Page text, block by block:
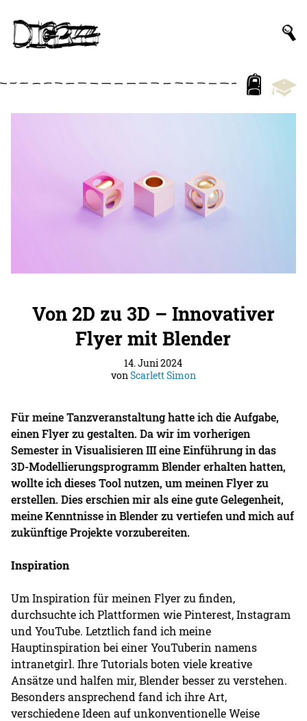
Von 2D zu 3D – Innovativer
Flyer mit Blender
14. Juni 2024
vonScarlett Simon
Für meine Tanzveranstaltung hatte ich die Aufgabe,
einen Flyer zu gestalten. Da wir im vorherigen
Semester in Visualisieren III eine Einführung in das
3D-Modellierungsprogramm Blender erhalten hatten,
wollte ich dieses Tool nutzen, um meinen Flyer zu
erstellen. Dies erschien mir als eine gute Gelegenheit,
meine Kenntnisse in Blender zu vertiefen und mich auf
zukünftige Projekte vorzubereiten.
Inspiration
Um Inspiration für meinen Flyer zu finden,
durchsuchte ich Plattformen wie Pinterest, Instagram
und YouTube. Letztlich fand ich meine
Hauptinspiration bei einer YouTuberin namens
intranetgirl. Ihre Tutorials boten viele kreative
Ansätze und halfen mir, Blender besser zu verstehen.
Besonders ansprechend fand ich ihre Art,
verschiedene Ideen auf unkonventionelle Weise